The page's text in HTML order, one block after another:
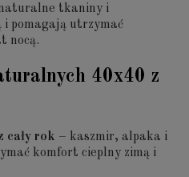
tkaniny i
i pomagają utrzymać
nocą.
40x40 z
cały rok – kaszmir, alpaka i
komfort cieplny zimą i